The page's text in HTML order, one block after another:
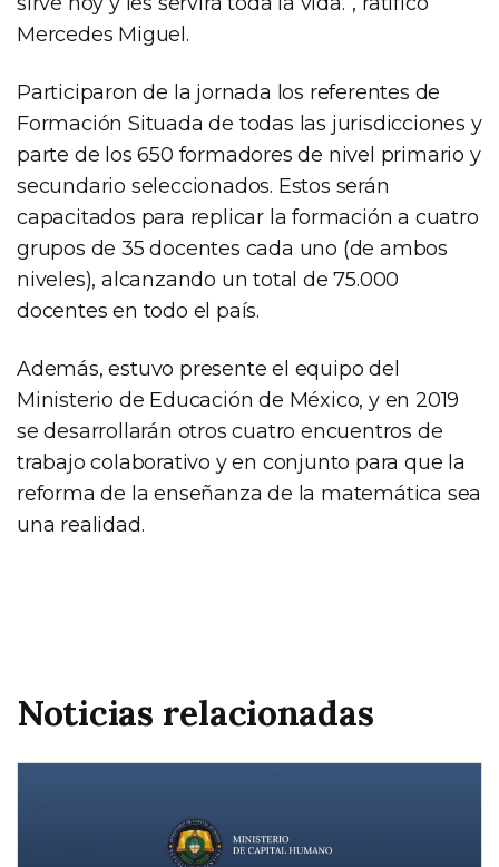
Mercedes Miguel.
Participaron de la jornada los referentes de
Formación Situada de todas las jurisdicciones y
parte de los 650 formadores de nivel primario y
secundario seleccionados. Estos serán
capacitados para replicar la formación a cuatro
grupos de 35 docentes cada uno (de ambos
niveles), alcanzando un total de 75.000
docentes en todo el país.
Además, estuvo presente el equipo del
Ministerio de Educación de México, y en 2019
se desarrollarán otros cuatro encuentros de
trabajo colaborativo y en conjunto para que la
reforma de la enseñanza de la matemática sea
una realidad.
Noticias relacionadas